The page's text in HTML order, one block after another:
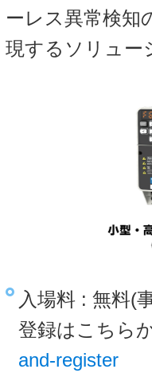
ーレス異常検知
現するソリュー
入場料 : 無料(
登録はこちら
and-register